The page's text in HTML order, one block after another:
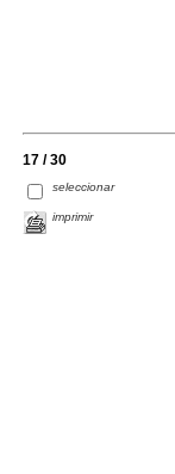
17 / 30
seleccionar
imprimir